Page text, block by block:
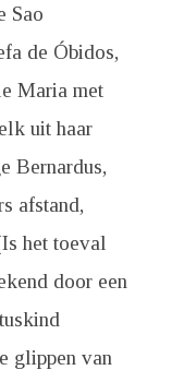
Sao
de Óbidos,
Maria met
uit haar
Bernardus,
afstand,
het toeval
door een
glippen van